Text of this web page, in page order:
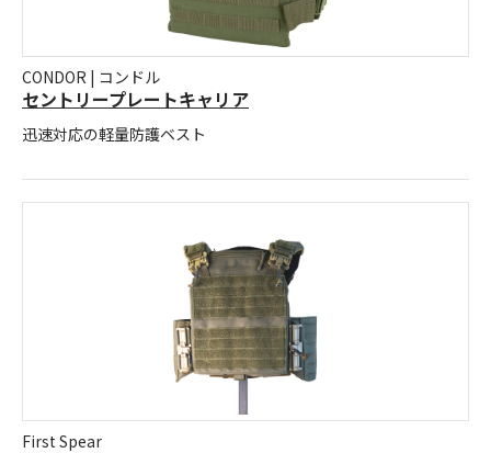
CONDOR | コンドル
セントリープレートキャリア
迅速対応の軽量防護ベスト
First Spear